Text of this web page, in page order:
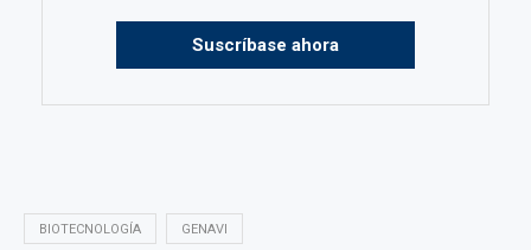
Suscríbase ahora
BIOTECNOLOGÍA GENAVI